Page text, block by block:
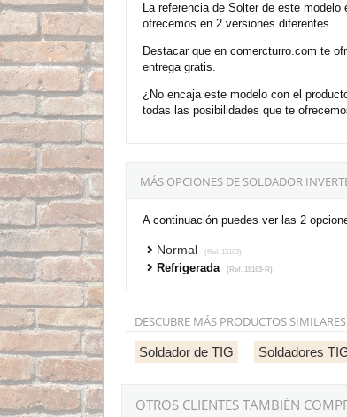
La referencia de Solter de este
ofrecemos en 2 versiones diferentes.
Destacar que en comercturro.com te
entrega gratis.
¿No encaja este modelo con el
todas las posibilidades que te
MÁS OPCIONES DE SOLDADOR
A continuación puedes ver las 2
Normal (Ref. 15163)
Refrigerada (Ref. 15163-R)
DESCUBRE MÁS PRODUCTOS
Soldador de TIG Soldadores
OTROS CLIENTES TAMBIÉN